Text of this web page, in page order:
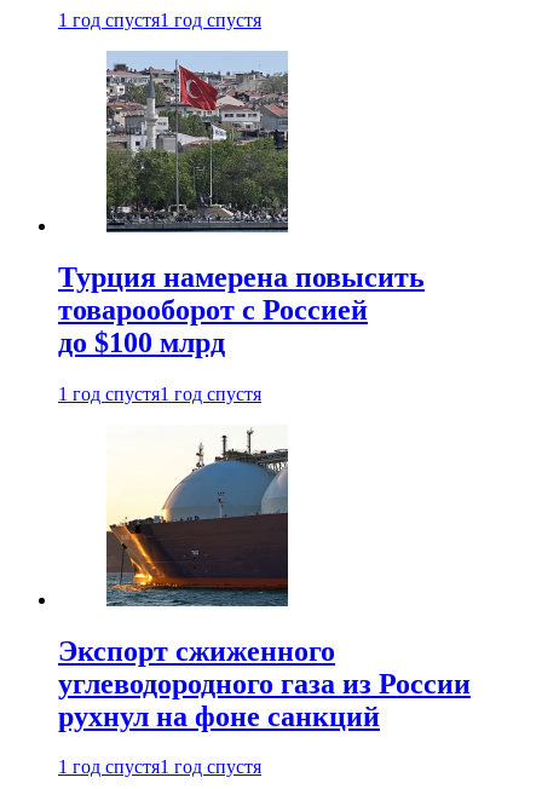
1 год спустя1 год спустя
Турция намерена повысить
товарооборот с Россией
до $100 млрд
1 год спустя1 год спустя
Экспорт сжиженного
углеводородного газа из России
рухнул на фоне санкций
1 год спустя1 год спустя